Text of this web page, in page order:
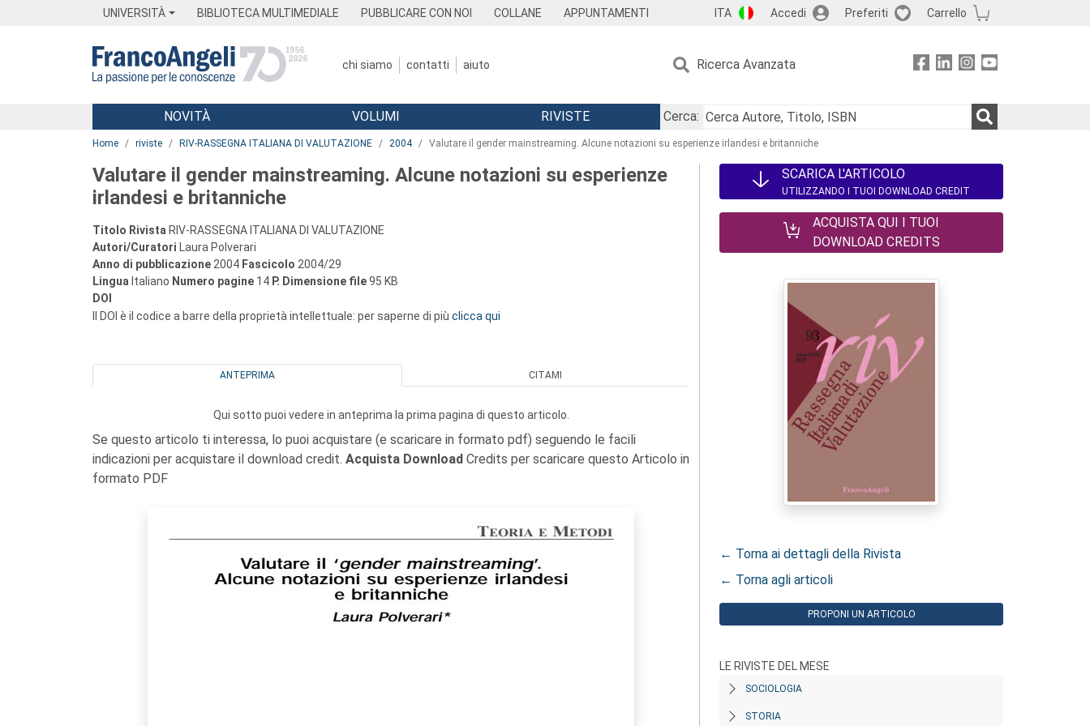
UNIVERSITÀ BIBLIOTECA MULTIMEDIALE PUBBLICARE CON NOI COLLANE APPUNTAMENTI ITA Accedi Preferiti Carrello
chi siamo contatti aiuto Ricerca Avanzata
Menu
NOVITÀ VOLUMI RIVISTE
Cerca:
Home riviste RIV-RASSEGNA ITALIANA DI VALUTAZIONE 2004 Valutare il gender mainstreaming. Alcune notazioni su esperienze irlandesi e britanniche
Valutare il gender mainstreaming. Alcune notazioni su esperienze
irlandesi e britanniche
Titolo Rivista RIV-RASSEGNA ITALIANA DI VALUTAZIONE
Autori/Curatori Laura Polverari
Anno di pubblicazione 2004 Fascicolo 2004/29
Lingua Italiano Numero pagine 14 P. Dimensione file95 KB
DOI
Il DOI è il codice a barre della proprietà intellettuale: per saperne di più clicca qui
ANTEPRIMA CITAMI
Qui sotto puoi vedere in anteprima la prima pagina di questo articolo.
Se questo articolo ti interessa, lo puoi acquistare (e scaricare in formato pdf) seguendo le facili
indicazioni per acquistare il download credit. Acquista Download Credits per scaricare questo Articolo in
formato PDF
SCARICA L'ARTICOLO
UTILIZZANDO I TUOI DOWNLOAD CREDIT
ACQUISTA QUI I TUOI
DOWNLOAD CREDITS
← Torna ai dettagli della Rivista
← Torna agli articoli
PROPONI UN ARTICOLO
LE RIVISTE DEL MESE
SOCIOLOGIA
STORIA